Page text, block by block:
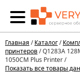
Главная /Каталог/
принтеров/ Q1283A
1050CM Plus Printer /
Показать все товары